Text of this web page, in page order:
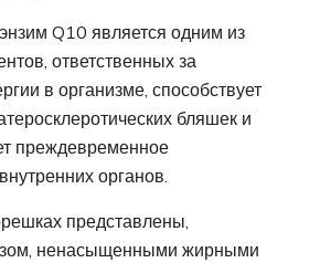
Q10 является одним из
ответственных за
в организме, способствует
бляшек и
преждевременное
органов.
представлены,
ненасыщенными жирными